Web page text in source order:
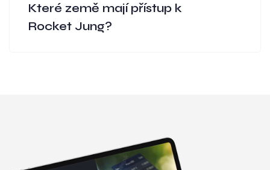
Které země mají přístup k
Rocket Jung?